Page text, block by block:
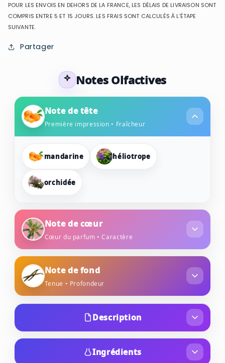
POUR LES ENVOIS EN DEHORS DE LA FRANCE, LES DÉLAIS DE LIVRAISON SONT
COMPRIS ENTRE 5 ET 15 JOURS. LES FRAIS SONT CALCULÉS À L’ÉTAPE
SUIVANTE.
Partager
Notes Olfactives
Note de tête
Première impression • Fraîcheur
mandarine héliotrope
orchidée
Note de cœur
Cœur du parfum • Caractère
Note de fond
Tenue • Profondeur
musc
Description
Découvrez la brume parfumée & hydratante
Rose poudré un parfum gourmand conçu de
Ingrédients